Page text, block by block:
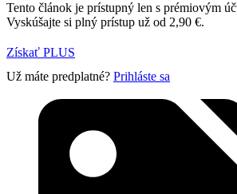
Tento článok je prístupný len s prémiovým
Vyskúšajte si plný prístup už od 2,90 €.
Získať PLUS
Už máte predplatné? Prihláste sa